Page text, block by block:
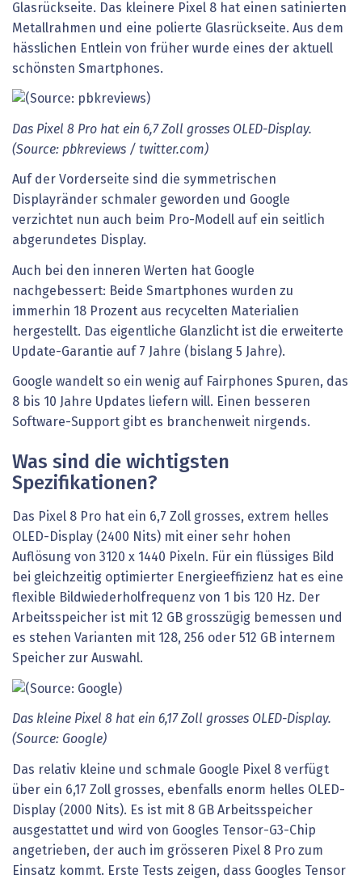
Glasrückseite. Das kleinere Pixel 8 hat einen satinierten
Metallrahmen und eine polierte Glasrückseite. Aus dem
hässlichen Entlein von früher wurde eines der aktuell
schönsten Smartphones.
Das Pixel 8 Pro hat ein 6,7 Zoll grosses OLED-Display.
(Source: pbkreviews / twitter.com)
Auf der Vorderseite sind die symmetrischen
Displayränder schmaler geworden und Google
verzichtet nun auch beim Pro-Modell auf ein seitlich
abgerundetes Display.
Auch bei den inneren Werten hat Google
nachgebessert: Beide Smartphones wurden zu
immerhin 18 Prozent aus recycelten Materialien
hergestellt. Das eigentliche Glanzlicht ist die erweiterte
Update-Garantie auf 7 Jahre (bislang 5 Jahre).
Google wandelt so ein wenig auf Fairphones Spuren, das
8 bis 10 Jahre Updates liefern will. Einen besseren
Software-Support gibt es branchenweit nirgends.
Was sind die wichtigsten
Spezifikationen?
Das Pixel 8 Pro hat ein 6,7 Zoll grosses, extrem helles
OLED-Display (2400 Nits) mit einer sehr hohen
Auflösung von 3120 x 1440 Pixeln. Für ein flüssiges Bild
bei gleichzeitig optimierter Energieeffizienz hat es eine
flexible Bildwiederholfrequenz von 1 bis 120 Hz. Der
Arbeitsspeicher ist mit 12 GB grosszügig bemessen und
es stehen Varianten mit 128, 256 oder 512 GB internem
Speicher zur Auswahl.
Das kleine Pixel 8 hat ein 6,17 Zoll grosses OLED-Display.
(Source: Google)
Das relativ kleine und schmale Google Pixel 8 verfügt
über ein 6,17 Zoll grosses, ebenfalls enorm helles OLED-
Display (2000 Nits). Es ist mit 8 GB Arbeitsspeicher
ausgestattet und wird von Googles Tensor-G3-Chip
angetrieben, der auch im grösseren Pixel 8 Pro zum
Einsatz kommt. Erste Tests zeigen, dass Googles Tensor